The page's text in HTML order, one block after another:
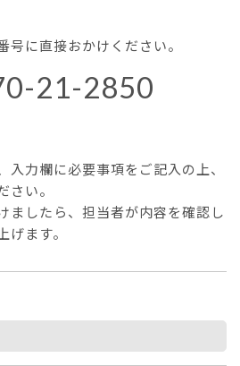
号に直接おかけください。
21-2850
入力欄に必要事項をご記入の上、
い。
ましたら、担当者が内容を確認し
ます。